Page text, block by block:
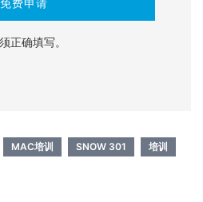
正确填写。
MAC培训 SNOW 301
培训